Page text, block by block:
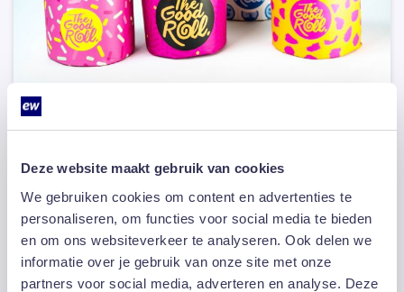
Deze website maakt gebruik van cookies
We gebruiken cookies om content en advertenties te
personaliseren, om functies voor social media te bieden
en om ons websiteverkeer te analyseren. Ook delen we
informatie over je gebruik van onze site met onze
partners voor social media, adverteren en analyse. Deze
Lees meer